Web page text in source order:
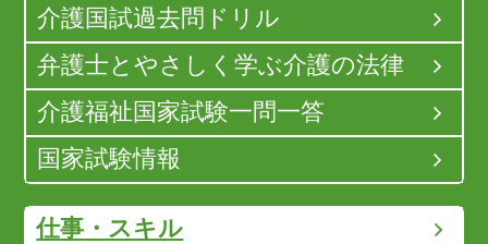
介護国試過去問ドリル
弁護士とやさしく学ぶ介護の法律
介護福祉国家試験一問一答
国家試験情報
仕事・スキル